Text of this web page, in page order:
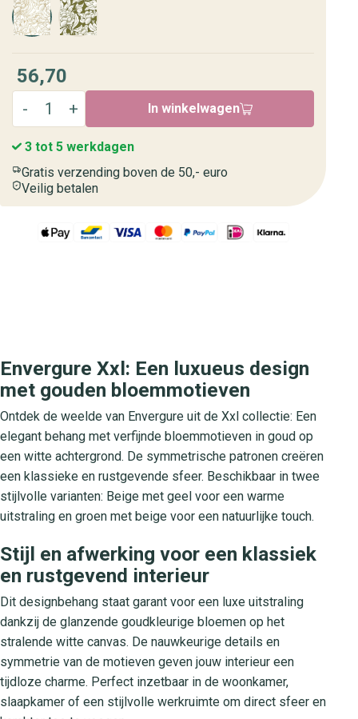
56,70
In winkelwagen
3 tot 5 werkdagen
Gratis verzending boven de 50,- euro
Veilig betalen
Envergure Xxl: Een luxueus design
met gouden bloemmotieven
Ontdek de weelde van Envergure uit de Xxl collectie: Een
elegant behang met verfijnde bloemmotieven in goud op
een witte achtergrond. De symmetrische patronen creëren
een klassieke en rustgevende sfeer. Beschikbaar in twee
stijlvolle varianten: Beige met geel voor een warme
uitstraling en groen met beige voor een natuurlijke touch.
Stijl en afwerking voor een klassiek
en rustgevend interieur
Dit designbehang staat garant voor een luxe uitstraling
dankzij de glanzende goudkleurige bloemen op het
stralende witte canvas. De nauwkeurige details en
symmetrie van de motieven geven jouw interieur een
tijdloze charme. Perfect inzetbaar in de woonkamer,
slaapkamer of een stijlvolle werkruimte om direct sfeer en